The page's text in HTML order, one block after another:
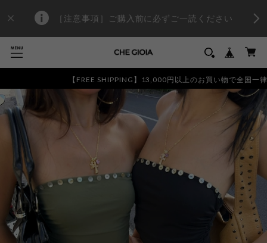
［注意事項］ご購入前に必ずご一読ください
【FREE SHIPPING】13,000円以上のお買い物で全国一律送